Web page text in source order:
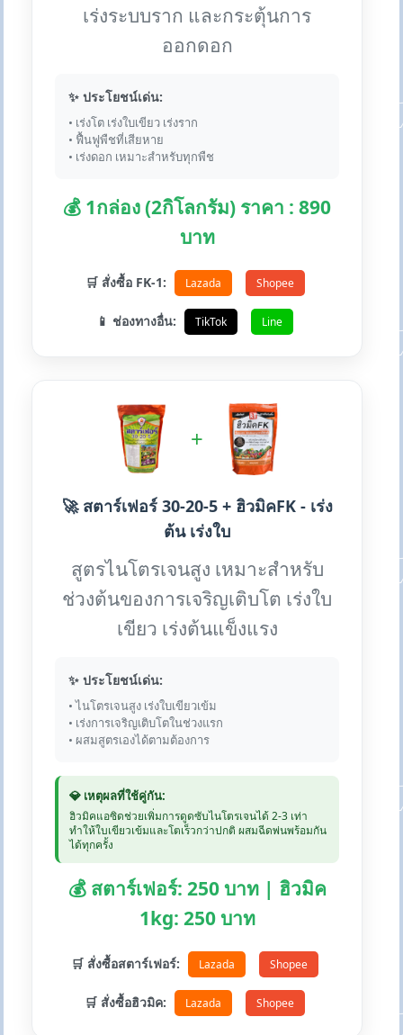
เร่งระบบราก และกระตุ้นการ
ออกดอก
✨ ประโยชน์เด่น:
• เร่งโต เร่งใบเขียว เร่งราก
• ฟื้นฟูพืชที่เสียหาย
• เร่งดอก เหมาะสำหรับทุกพืช
💰 1กล่อง (2กิโลกรัม) ราคา : 890
บาท
🛒 สั่งซื้อ FK-1: Lazada Shopee
📱 ช่องทางอื่น: TikTok Line
+
🚀 สตาร์เฟอร์ 30-20-5 + ฮิวมิคFK - เร่ง
ต้น เร่งใบ
สูตรไนโตรเจนสูง เหมาะสำหรับ
ช่วงต้นของการเจริญเติบโต เร่งใบ
เขียว เร่งต้นแข็งแรง
✨ ประโยชน์เด่น:
• ไนโตรเจนสูง เร่งใบเขียวเข้ม
• เร่งการเจริญเติบโตในช่วงแรก
• ผสมสูตรเองได้ตามต้องการ
💎 เหตุผลที่ใช้คู่กัน:
ฮิวมิคแอซิดช่วยเพิ่มการดูดซับไนโตรเจนได้ 2-3 เท่า
ทำให้ใบเขียวเข้มและโตเร็วกว่าปกติ ผสมฉีดพ่นพร้อมกัน
ได้ทุกครั้ง
💰 สตาร์เฟอร์: 250 บาท | ฮิวมิค
1kg: 250 บาท
🛒 สั่งซื้อสตาร์เฟอร์: Lazada Shopee
🛒 สั่งซื้อฮิวมิค: Lazada Shopee